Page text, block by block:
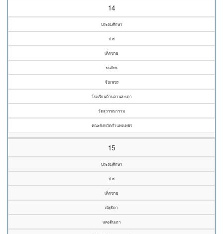
14
ประถมศึกษา
ป.๕
เด็กชาย
ธนภัทร
จีนเพชร
โรงเรียนบ้านลานสะเดา
วัดสุวรรณาราม
คณะจังหวัดกำแพงเพชร
15
ประถมศึกษา
ป.๔
เด็กชาย
ณัฐธิดา
แตงต้นเถา